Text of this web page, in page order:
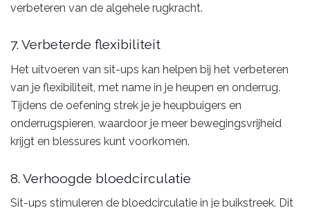
verbeteren van de algehele rugkracht.
7. Verbeterde flexibiliteit
Het uitvoeren van sit-ups kan helpen bij het verbeteren
van je flexibiliteit, met name in je heupen en onderrug.
Tijdens de oefening strek je je heupbuigers en
onderrugspieren, waardoor je meer bewegingsvrijheid
krijgt en blessures kunt voorkomen.
8. Verhoogde bloedcirculatie
Sit-ups stimuleren de bloedcirculatie in je buikstreek. Dit